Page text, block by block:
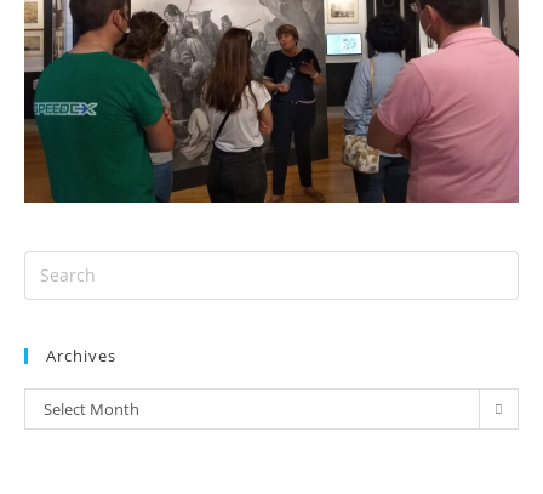
Archives
Select Month